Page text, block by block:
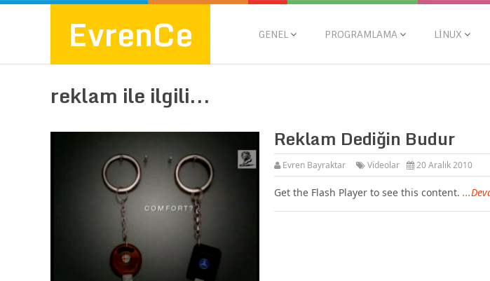
EvrenCe GENEL PROGRAMLAMA LINUX
reklam ile ilgili...
Reklam Dediğin Budur
Evren Bayraktar Videolar 20 Aralık 2010
Get the Flash Player to see this content.